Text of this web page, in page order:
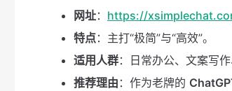
网址： https://
特点：主打“极简”与“高效”。
适用人群：日常办公、文案写作
推荐理由 ：作为老牌的